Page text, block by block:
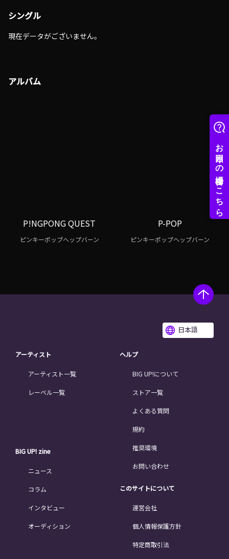
シングル
現在データがございません。
アルバム
P!NGPONG QUEST
ピンキーポップヘップバーン
P-POP
ピンキーポップヘップバーン
日本語
アーティスト
アーティスト一覧
レーベル一覧
BIG UP! zine
ニュース
コラム
インタビュー
オーディション
ヘルプ
BIG UP!について
ストア一覧
よくある質問
規約
推奨環境
お問い合わせ
このサイトについて
運営会社
個人情報保護方針
特定商取引法